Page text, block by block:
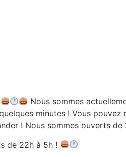
Nous sommes
minutes ! Vous
! Nous sommes ouverts de
de 22h à 5h !